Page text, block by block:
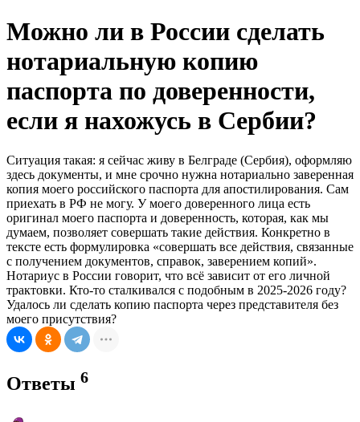
Можно ли в России сделать
нотариальную копию
паспорта по доверенности,
если я нахожусь в Сербии?
Ситуация такая: я сейчас живу в Белграде (Сербия), оформляю
здесь документы, и мне срочно нужна нотариально заверенная
копия моего российского паспорта для апостилирования. Сам
приехать в РФ не могу. У моего доверенного лица есть
оригинал моего паспорта и доверенность, которая, как мы
думаем, позволяет совершать такие действия. Конкретно в
тексте есть формулировка «совершать все действия, связанные
с получением документов, справок, заверением копий».
Нотариус в России говорит, что всё зависит от его личной
трактовки. Кто-то сталкивался с подобным в 2025-2026 году?
Удалось ли сделать копию паспорта через представителя без
моего присутствия?
Ответы 6